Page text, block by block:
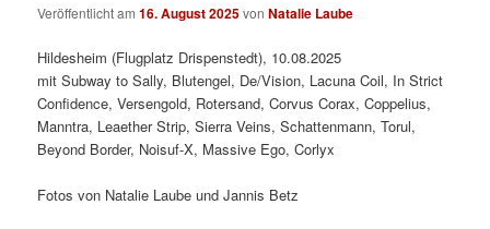
Veröffentlicht am16. August 2025vonNatalie Laube
Hildesheim (Flugplatz Drispenstedt), 10.08.2025
mit Subway to Sally, Blutengel, De/Vision, Lacuna Coil, In Strict
Confidence, Versengold, Rotersand, Corvus Corax, Coppelius,
Manntra, Leaether Strip, Sierra Veins, Schattenmann, Torul,
Beyond Border, Noisuf-X, Massive Ego, Corlyx
Fotos von Natalie Laube und Jannis Betz